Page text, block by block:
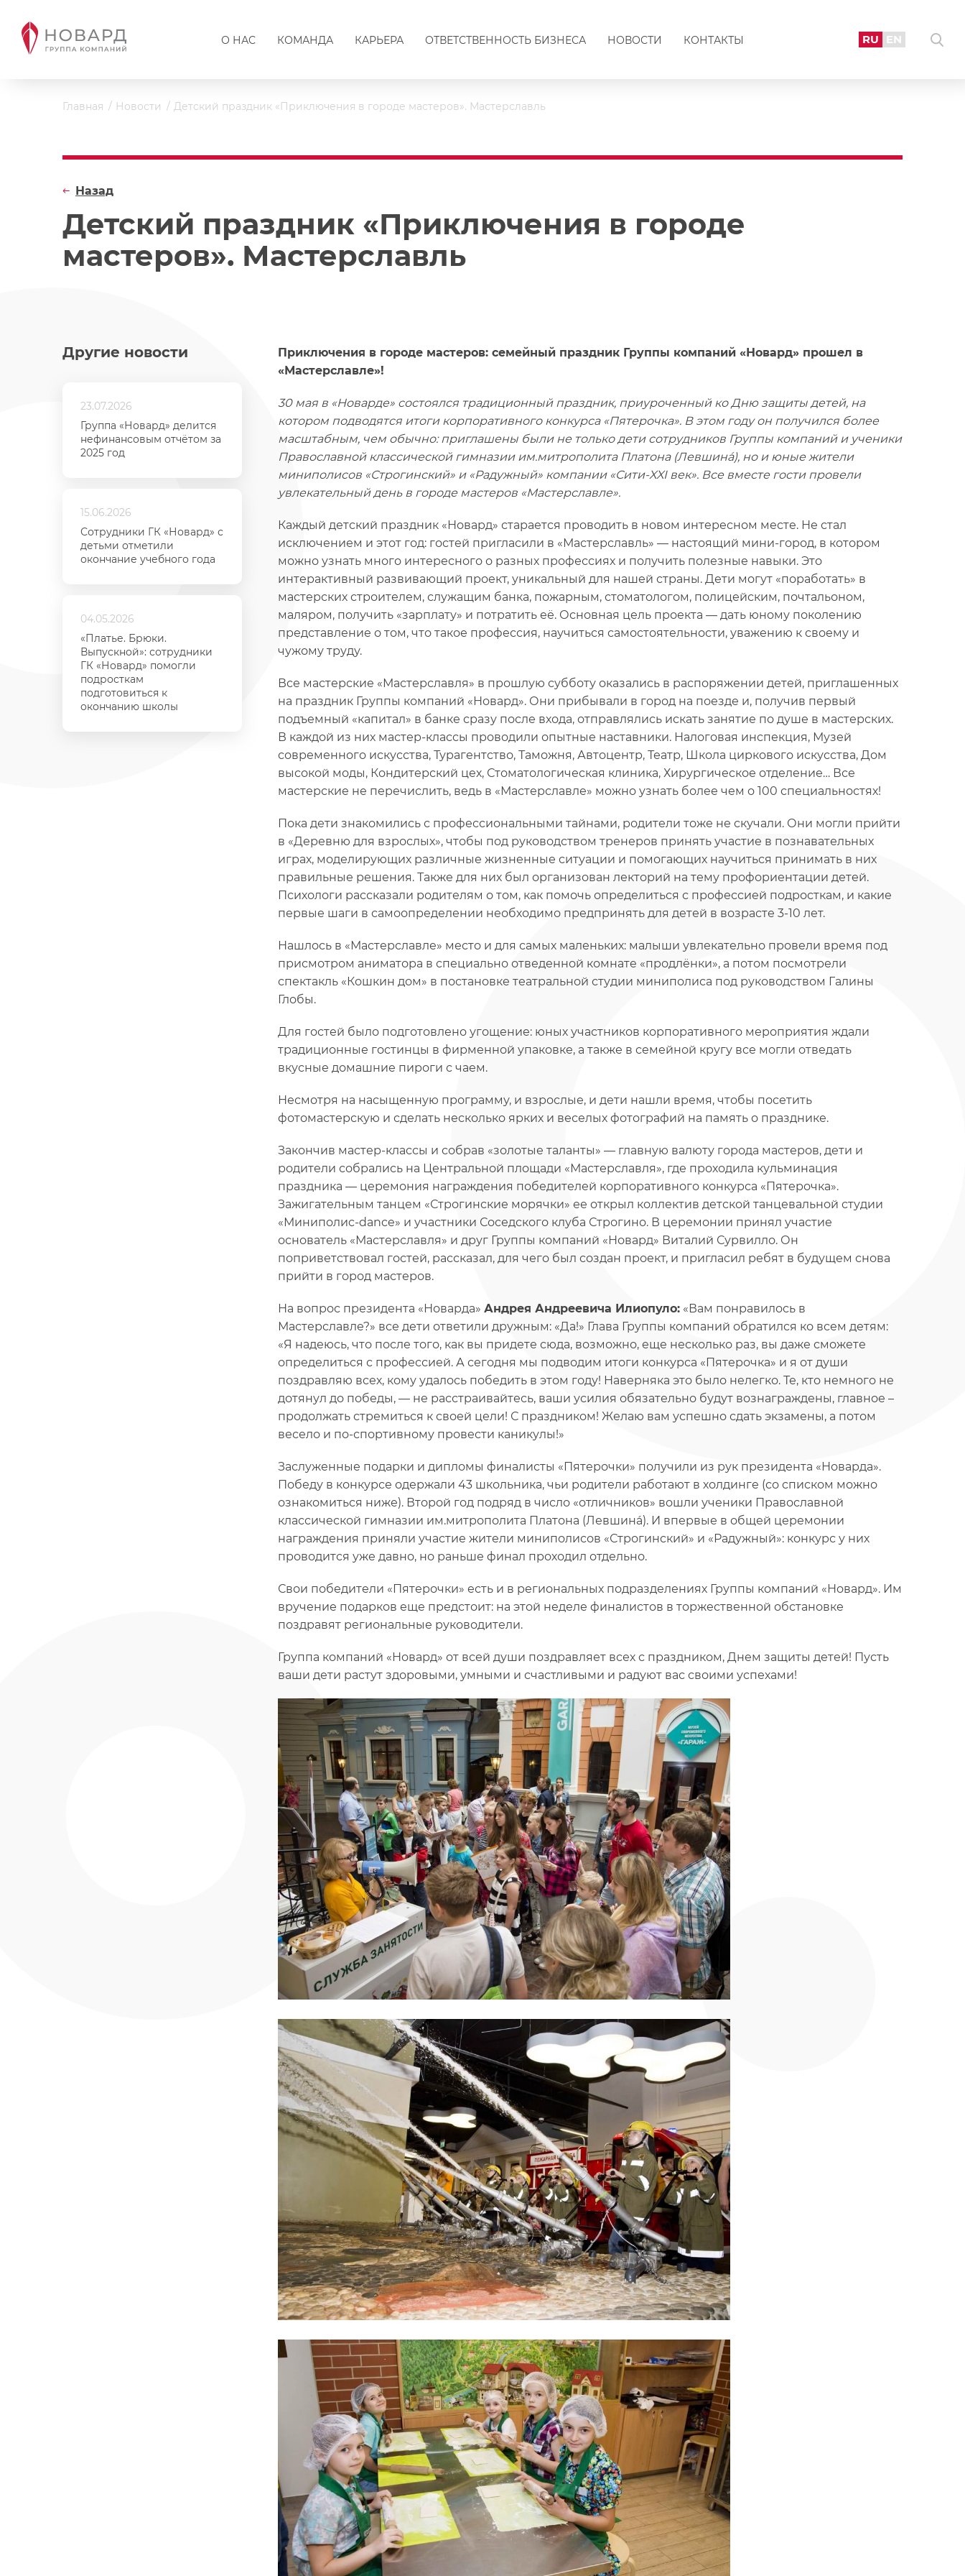
О НАС КОМАНДА КАРЬЕРА ОТВЕТСТВЕННОСТЬ БИЗНЕСА НОВОСТИ КОНТАКТЫ RU EN
Главная Новости Детский праздник «Приключения в городе мастеров». Мастерславль
Детский праздник «Приключения в городе
мастеров». Мастерславль
Назад
Другие новости
23.07.2026
Группа «Новард» делится
нефинансовым отчётом за
2025 год
15.06.2026
Сотрудники ГК «Новард» с
детьми отметили
окончание учебного года
04.05.2026
«Платье. Брюки.
Выпускной»: сотрудники
ГК «Новард» помогли
подросткам
подготовиться к
окончанию школы
Приключения в городе мастеров: семейный праздник Группы компаний «Новард» прошел в
«Мастерславле»!
30 мая в «Новарде» состоялся традиционный праздник, приуроченный ко Дню защиты детей, на
котором подводятся итоги корпоративного конкурса «Пятерочка». В этом году он получился более
масштабным, чем обычно: приглашены были не только дети сотрудников Группы компаний и ученики
Православной классической гимназии им.митрополита Платона (Левшина́), но и юные жители
миниполисов «Строгинский» и «Радужный» компании «Сити-XXI век». Все вместе гости провели
увлекательный день в городе мастеров «Мастерславле».
Каждый детский праздник «Новард» старается проводить в новом интересном месте. Не стал
исключением и этот год: гостей пригласили в «Мастерславль» — настоящий мини-город, в котором
можно узнать много интересного о разных профессиях и получить полезные навыки. Это
интерактивный развивающий проект, уникальный для нашей страны. Дети могут «поработать» в
мастерских строителем, служащим банка, пожарным, стоматологом, полицейским, почтальоном,
маляром, получить «зарплату» и потратить её. Основная цель проекта — дать юному поколению
представление о том, что такое профессия, научиться самостоятельности, уважению к своему и
чужому труду.
Все мастерские «Мастерславля» в прошлую субботу оказались в распоряжении детей, приглашенных
на праздник Группы компаний «Новард». Они прибывали в город на поезде и, получив первый
подъемный «капитал» в банке сразу после входа, отправлялись искать занятие по душе в мастерских.
В каждой из них мастер-классы проводили опытные наставники. Налоговая инспекция, Музей
современного искусства, Турагентство, Таможня, Автоцентр, Театр, Школа циркового искусства, Дом
высокой моды, Кондитерский цех, Стоматологическая клиника, Хирургическое отделение… Все
мастерские не перечислить, ведь в «Мастерславле» можно узнать более чем о 100 специальностях!
Пока дети знакомились с профессиональными тайнами, родители тоже не скучали. Они могли прийти
в «Деревню для взрослых», чтобы под руководством тренеров принять участие в познавательных
играх, моделирующих различные жизненные ситуации и помогающих научиться принимать в них
правильные решения. Также для них был организован лекторий на тему профориентации детей.
Психологи рассказали родителям о том, как помочь определиться с профессией подросткам, и какие
первые шаги в самоопределении необходимо предпринять для детей в возрасте 3-10 лет.
Нашлось в «Мастерславле» место и для самых маленьких: малыши увлекательно провели время под
присмотром аниматора в специально отведенной комнате «продлёнки», а потом посмотрели
спектакль «Кошкин дом» в постановке театральной студии миниполиса под руководством Галины
Глобы.
Для гостей было подготовлено угощение: юных участников корпоративного мероприятия ждали
традиционные гостинцы в фирменной упаковке, а также в семейной кругу все могли отведать
вкусные домашние пироги с чаем.
Несмотря на насыщенную программу, и взрослые, и дети нашли время, чтобы посетить
фотомастерскую и сделать несколько ярких и веселых фотографий на память о празднике.
Закончив мастер-классы и собрав «золотые таланты» — главную валюту города мастеров, дети и
родители собрались на Центральной площади «Мастерславля», где проходила кульминация
праздника — церемония награждения победителей корпоративного конкурса «Пятерочка».
Зажигательным танцем «Строгинские морячки» ее открыл коллектив детской танцевальной студии
«Миниполиc-dance» и участники Соседского клуба Строгино. В церемонии принял участие
основатель «Мастерславля» и друг Группы компаний «Новард» Виталий Сурвилло. Он
поприветствовал гостей, рассказал, для чего был создан проект, и пригласил ребят в будущем снова
прийти в город мастеров.
На вопрос президента «Новарда» Андрея Андреевича Илиопуло: «Вам понравилось в
Мастерславле?» все дети ответили дружным: «Да!» Глава Группы компаний обратился ко всем детям:
«Я надеюсь, что после того, как вы придете сюда, возможно, еще несколько раз, вы даже сможете
определиться с профессией. А сегодня мы подводим итоги конкурса «Пятерочка» и я от души
поздравляю всех, кому удалось победить в этом году! Наверняка это было нелегко. Те, кто немного не
дотянул до победы, — не расстраивайтесь, ваши усилия обязательно будут вознаграждены, главное –
продолжать стремиться к своей цели! С праздником! Желаю вам успешно сдать экзамены, а потом
весело и по-спортивному провести каникулы!»
Заслуженные подарки и дипломы финалисты «Пятерочки» получили из рук президента «Новарда».
Победу в конкурсе одержали 43 школьника, чьи родители работают в холдинге (со списком можно
ознакомиться ниже). Второй год подряд в число «отличников» вошли ученики Православной
классической гимназии им.митрополита Платона (Левшина́). И впервые в общей церемонии
награждения приняли участие жители миниполисов «Строгинский» и «Радужный»: конкурс у них
проводится уже давно, но раньше финал проходил отдельно.
Свои победители «Пятерочки» есть и в региональных подразделениях Группы компаний «Новард». Им
вручение подарков еще предстоит: на этой неделе финалистов в торжественной обстановке
поздравят региональные руководители.
Группа компаний «Новард» от всей души поздравляет всех с праздником, Днем защиты детей! Пусть
ваши дети растут здоровыми, умными и счастливыми и радуют вас своими успехами!